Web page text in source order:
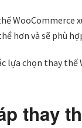
WooCommerce
hơn và sẽ phù
lựa chọn thay
thay